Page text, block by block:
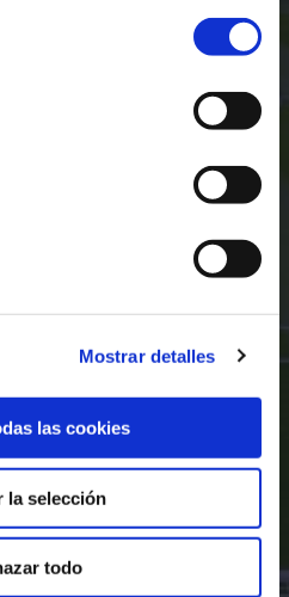
Mostrar detalles
las cookies
la selección
todo